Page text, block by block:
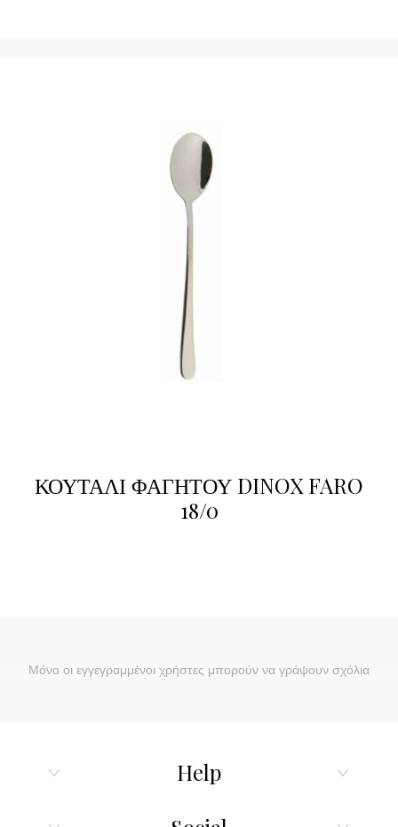
ΚΟΥΤΑΛΙ ΦΑΓΗΤΟΥ DINOX FARO
18/0
Μόνο οι εγγεγραμμένοι χρήστες μπορούν να γράψουν σχόλια
Help